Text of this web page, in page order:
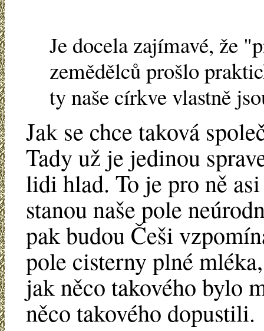
Je docela zajímavé, že
zemědělců prošlo
ty naše církve vlastně
Jak se chce taková
Tady už je jedinou
lidi hlad. To je pro ně
stanou naše pole
pak budou Češi
pole cisterny plné
jak něco takového bylo
něco takového dopustili.